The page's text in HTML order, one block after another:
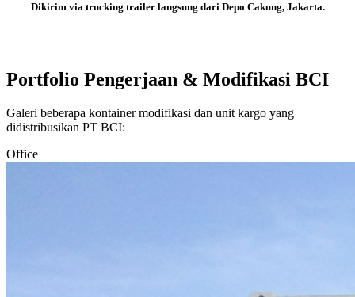
Dikirim via trucking trailer langsung dari Depo Cakung, Jakarta.
Portfolio Pengerjaan & Modifikasi BCI
Galeri beberapa kontainer modifikasi dan unit kargo yang
didistribusikan PT BCI:
Office